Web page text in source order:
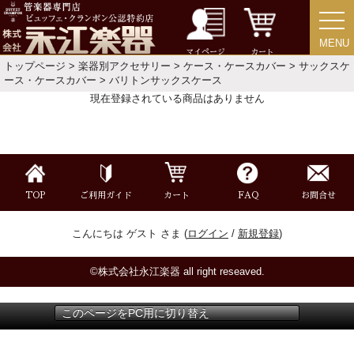
マイページ カート
MENU
MENU
トップページ > 楽器別アクセサリー > ケース・ケースカバー > サックスケ
ース・ケースカバー > バリトンサックスケース
現在登録されている商品はありません
TOP ご利用ガイド カート FAQ お問合せ
こんにちは ゲスト さま (ログイン / 新規登録)
©株式会社永江楽器 all right reseaved.
チューバ
リード＆リードケース
リガチャー＆キャップ
ストラップ
このページをPC用に切り替え